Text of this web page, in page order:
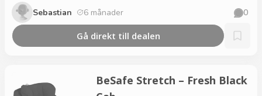
Sebastian 6 månader 0
Gå direkt till dealen
BeSafe Stretch – Fresh Black